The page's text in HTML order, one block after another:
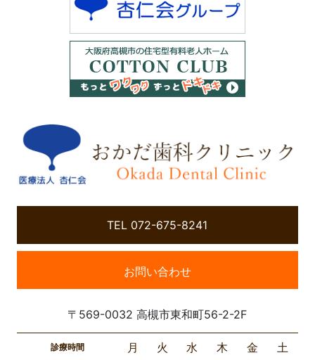
TEL 072-675-8241
お問い合わせ
〒569-0032 高槻市東和町56-2-2F
診療時間 月 火 水 木 金 土